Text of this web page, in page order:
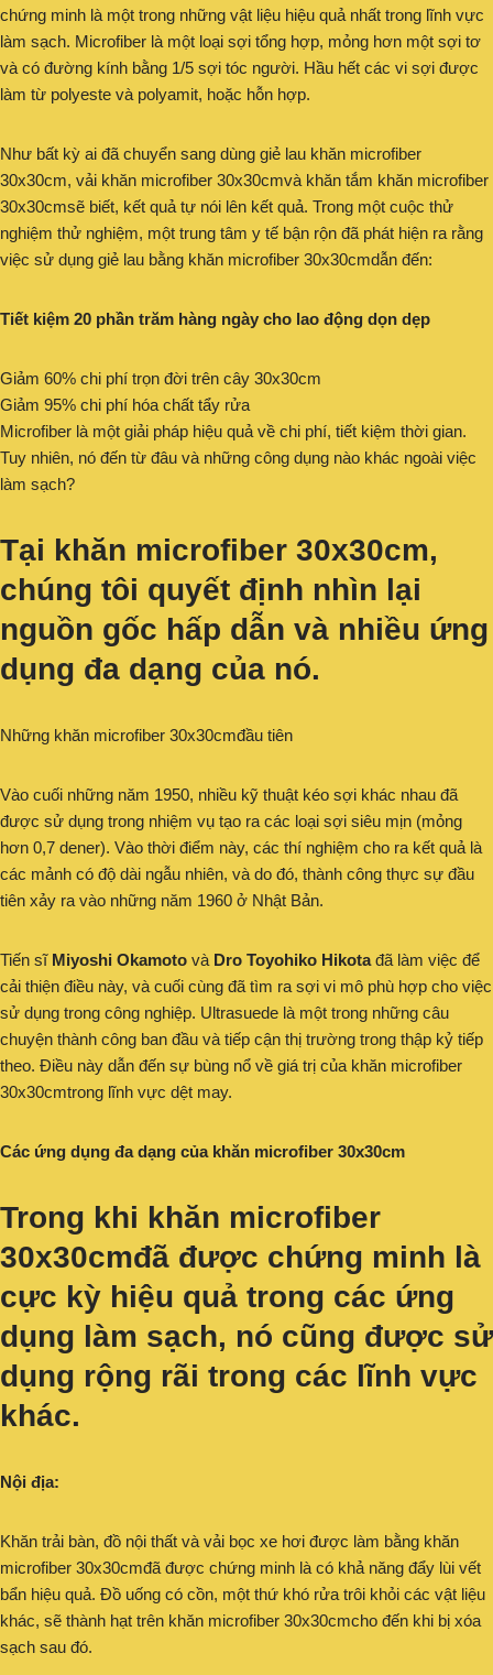
chứng minh là một trong những vật liệu hiệu quả nhất trong lĩnh vực
làm sạch. Microfiber là một loại sợi tổng hợp, mỏng hơn một sợi tơ
và có đường kính bằng 1/5 sợi tóc người. Hầu hết các vi sợi được
làm từ polyeste và polyamit, hoặc hỗn hợp.
Như bất kỳ ai đã chuyển sang dùng giẻ lau khăn microfiber
30x30cm, vải khăn microfiber 30x30cmvà khăn tắm khăn microfiber
30x30cmsẽ biết, kết quả tự nói lên kết quả. Trong một cuộc thử
nghiệm thử nghiệm, một trung tâm y tế bận rộn đã phát hiện ra rằng
việc sử dụng giẻ lau bằng khăn microfiber 30x30cmdẫn đến:
Tiết kiệm 20 phần trăm hàng ngày cho lao động dọn dẹp
Giảm 60% chi phí trọn đời trên cây 30x30cm
Giảm 95% chi phí hóa chất tẩy rửa
Microfiber là một giải pháp hiệu quả về chi phí, tiết kiệm thời gian.
Tuy nhiên, nó đến từ đâu và những công dụng nào khác ngoài việc
làm sạch?
Tại khăn microfiber 30x30cm,
chúng tôi quyết định nhìn lại
nguồn gốc hấp dẫn và nhiều ứng
dụng đa dạng của nó.
Những khăn microfiber 30x30cmđầu tiên
Vào cuối những năm 1950, nhiều kỹ thuật kéo sợi khác nhau đã
được sử dụng trong nhiệm vụ tạo ra các loại sợi siêu mịn (mỏng
hơn 0,7 dener). Vào thời điểm này, các thí nghiệm cho ra kết quả là
các mảnh có độ dài ngẫu nhiên, và do đó, thành công thực sự đầu
tiên xảy ra vào những năm 1960 ở Nhật Bản.
Tiến sĩ Miyoshi Okamoto và Dro Toyohiko Hikotađã làm việc để
cải thiện điều này, và cuối cùng đã tìm ra sợi vi mô phù hợp cho việc
sử dụng trong công nghiệp. Ultrasuede là một trong những câu
chuyện thành công ban đầu và tiếp cận thị trường trong thập kỷ tiếp
theo. Điều này dẫn đến sự bùng nổ về giá trị của khăn microfiber
30x30cmtrong lĩnh vực dệt may.
Các ứng dụng đa dạng của khăn microfiber 30x30cm
Trong khi khăn microfiber
30x30cmđã được chứng minh là
cực kỳ hiệu quả trong các ứng
dụng làm sạch, nó cũng được sử
dụng rộng rãi trong các lĩnh vực
khác.
Nội địa:
Khăn trải bàn, đồ nội thất và vải bọc xe hơi được làm bằng khăn
microfiber 30x30cmđã được chứng minh là có khả năng đẩy lùi vết
bẩn hiệu quả. Đồ uống có cồn, một thứ khó rửa trôi khỏi các vật liệu
khác, sẽ thành hạt trên khăn microfiber 30x30cmcho đến khi bị xóa
sạch sau đó.